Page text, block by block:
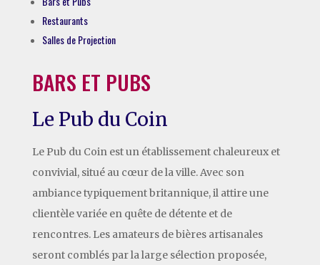
Restaurants
Salles de Projection
BARS ET PUBS
Le Pub du Coin
Le Pub du Coin est un établissement chaleureux et
convivial, situé au cœur de la ville. Avec son
ambiance typiquement britannique, il attire une
clientèle variée en quête de détente et de
rencontres. Les amateurs de bières artisanales
seront comblés par la large sélection proposée,